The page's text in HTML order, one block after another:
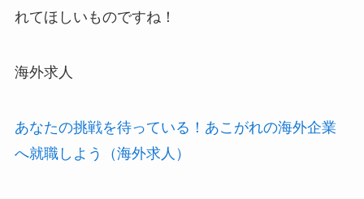
れてほしいものですね！
海外求人
あなたの挑戦を待っている！あこがれの海外企業
へ就職しよう（海外求人）